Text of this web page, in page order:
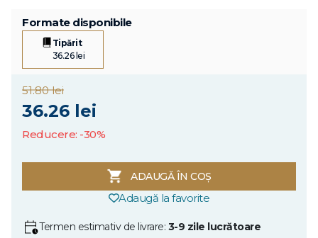
Formate disponibile
Tipărit
36.26 lei
51.80 lei
36.26 lei
Reducere: -30%
ADAUGĂ ÎN COȘ
Adaugă la favorite
Termen estimativ de livrare: 3-9 zile lucrătoare